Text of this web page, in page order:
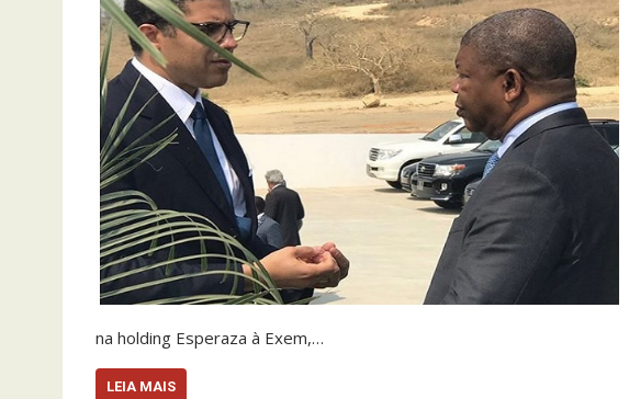
na holding Esperaza à Exem,…
LEIA MAIS